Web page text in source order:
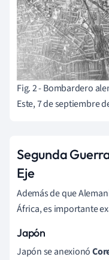
Fig. 2 - Bombardero
Este, 7 de septiembre
Segunda
Eje
Además de que
África, es importante
Japón
Japón se anexionó